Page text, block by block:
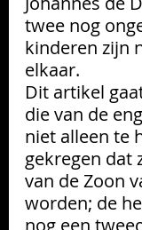
twee nog
kinderen zijn
elkaar.
Dit artikel
die van de
niet alleen te
gekregen dat
van de Zoon
worden; de